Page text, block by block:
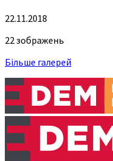
22.11.2018
22 зображень
Більше галерей